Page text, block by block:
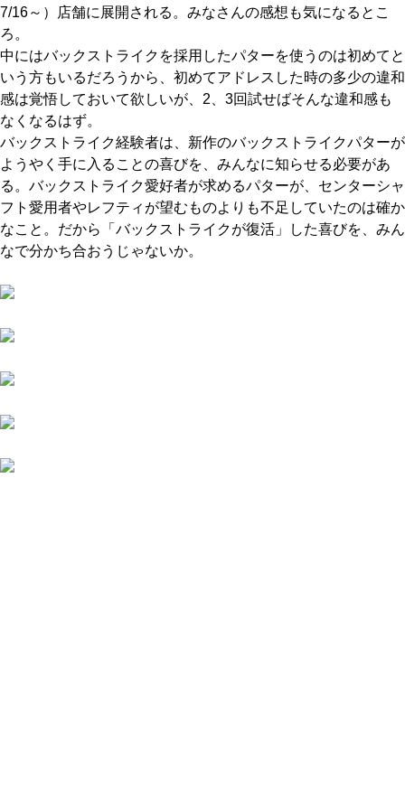
7/16～）店舗に展開される。みなさんの感想も気になるとこ
ろ。
中にはバックストライクを採用したパターを使うのは初めてと
いう方もいるだろうから、初めてアドレスした時の多少の違和
感は覚悟しておいて欲しいが、2、3回試せばそんな違和感も
なくなるはず。
バックストライク経験者は、新作のバックストライクパターが
ようやく手に入ることの喜びを、みんなに知らせる必要があ
る。バックストライク愛好者が求めるパターが、センターシャ
フト愛用者やレフティが望むものよりも不足していたのは確か
なこと。だから「バックストライクが復活」した喜びを、みん
なで分かち合おうじゃないか。